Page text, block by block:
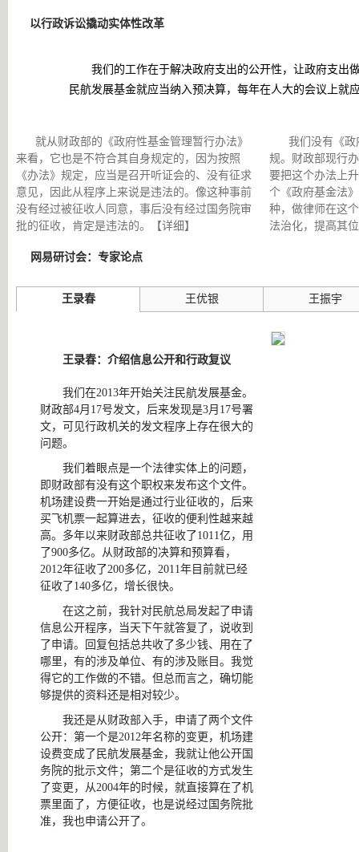
以行政诉讼撬动实体性改革
我们的工作在于解决政府支出的公开性，让政府支出
民航发展基金就应当纳入预决算，每年在人大的会议上就
就从财政部的《政府性基金管理暂行办法》
来看，它也是不符合其自身规定的，因为按照
《办法》规定，应当是召开听证会的、没有征求
意见，因此从程序上来说是违法的。像这种事前
没有经过被征收人同意，事后没有经过国务院审
批的征收，肯定是违法的。
【详细】
我们没有《
规。财政部现行
要把这个办法上
个《政府基金法
种，做律师在这
法治化，提高其
网易研讨会：专家论点
王录春 王优银 王振宇
王录春：介绍信息公开和行政复议
我们在2013年开始关注民航发展基金。
财政部4月17号发文，后来发现是3月17号署
文，可见行政机关的发文程序上存在很大的
问题。
我们着眼点是一个法律实体上的问题，
即财政部有没有这个职权来发布这个文件。
机场建设费一开始是通过行业征收的，后来
买飞机票一起算进去，征收的便利性越来越
高。多年以来财政部总共征收了1011亿，用
了900多亿。从财政部的决算和预算看，
2012年征收了200多亿，2011年目前就已经
征收了140多亿，增长很快。
在这之前，我针对民航总局发起了申请
信息公开程序，当天下午就答复了，说收到
了申请。回复包括总共收了多少钱、用在了
哪里，有的涉及单位、有的涉及账目。我觉
得它的工作做的不错。但总而言之，确切能
够提供的资料还是相对较少。
我还是从财政部入手，申请了两个文件
公开：第一个是2012年名称的变更，机场建
设费变成了民航发展基金，我就让他公开国
务院的批示文件；第二个是征收的方式发生
了变更，从2004年的时候，就直接算在了机
票里面了，方便征收，也是说经过国务院批
准，我也申请公开了。